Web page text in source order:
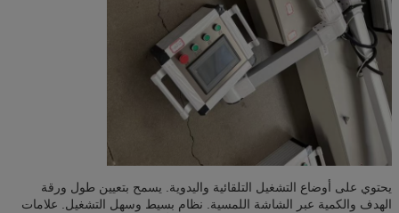
يحتوي على أوضاع التشغيل التلقائية واليدوية. يسمح بتعيين طول ورقة
الهدف والكمية عبر الشاشة اللمسية. نظام بسيط وسهل التشغيل. علامات